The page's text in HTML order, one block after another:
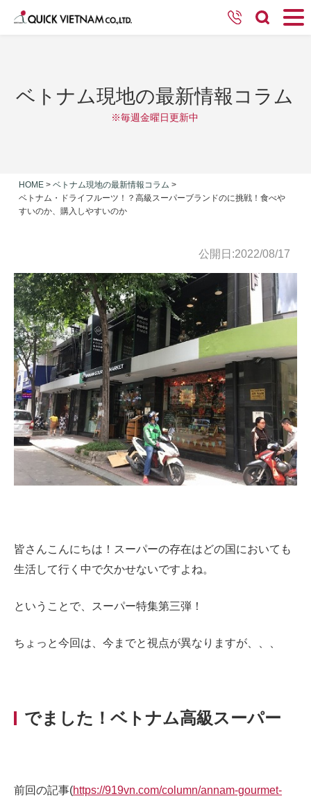
ベトナム現地の最新情報コラム
※毎週金曜日更新中
HOME > ベトナム現地の最新情報コラム >
ベトナム・ドライフルーツ！？高級スーパーブランドのに挑戦！食べや
すいのか、購入しやすいのか
公開日:2022/08/17
皆さんこんにちは！スーパーの存在はどの国においても
生活して行く中で欠かせないですよね。
ということで、スーパー特集第三弾！
ちょっと今回は、今までと視点が異なりますが、、、
でました！ベトナム高級スーパー
前回の記事(https://919vn.com/column/annam-gourmet-